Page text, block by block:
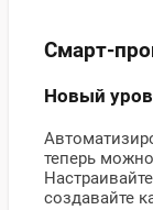
Смарт-
Новый
теперь
создавайте